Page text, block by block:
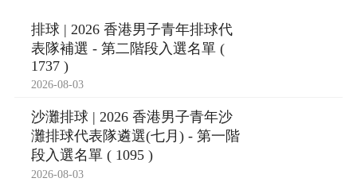
排球 | 2026 香港男子青年排球代
表隊補選 - 第二階段入選名單 (
1737 )
2026-08-03
沙灘排球 | 2026 香港男子青年沙
灘排球代表隊遴選(七月) - 第一階
段入選名單 ( 1095 )
2026-08-03